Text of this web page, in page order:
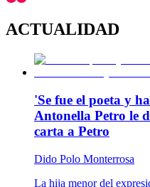
ACTUALIDAD
'Se fue el poeta y
Antonella Petro le
carta a Petro
Dido Polo Monterrosa
La hija menor del